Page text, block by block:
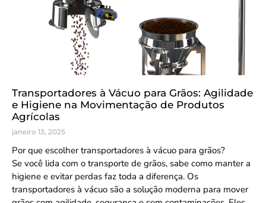
Transportadores à Vácuo para Grãos: Agilidade
e Higiene na Movimentação de Produtos
Agrícolas
janeiro 13, 2025
Por que escolher transportadores à vácuo para grãos?
Se você lida com o transporte de grãos, sabe como manter a
higiene e evitar perdas faz toda a diferença. Os
transportadores à vácuo são a solução moderna para mover